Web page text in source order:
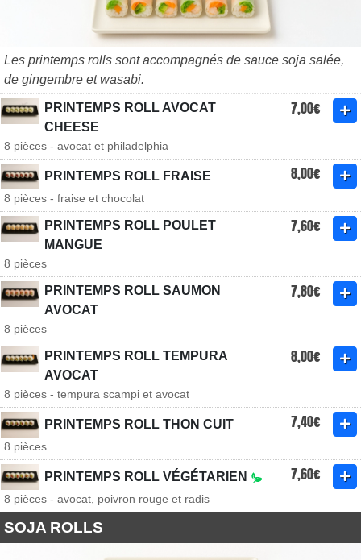
Les printemps rolls sont accompagnés de sauce soja salée,
de gingembre et wasabi.
PRINTEMPS ROLL AVOCAT
CHEESE
7,00€
8 pièces - avocat et philadelphia
PRINTEMPS ROLL FRAISE 8,00€
8 pièces - fraise et chocolat
PRINTEMPS ROLL POULET
MANGUE
7,60€
8 pièces
PRINTEMPS ROLL SAUMON
AVOCAT
7,80€
8 pièces
PRINTEMPS ROLL TEMPURA
AVOCAT
8,00€
8 pièces - tempura scampi et avocat
PRINTEMPS ROLL THON CUIT 7,40€
8 pièces
PRINTEMPS ROLL VÉGÉTARIEN 7,60€
8 pièces - avocat, poivron rouge et radis
SOJA ROLLS